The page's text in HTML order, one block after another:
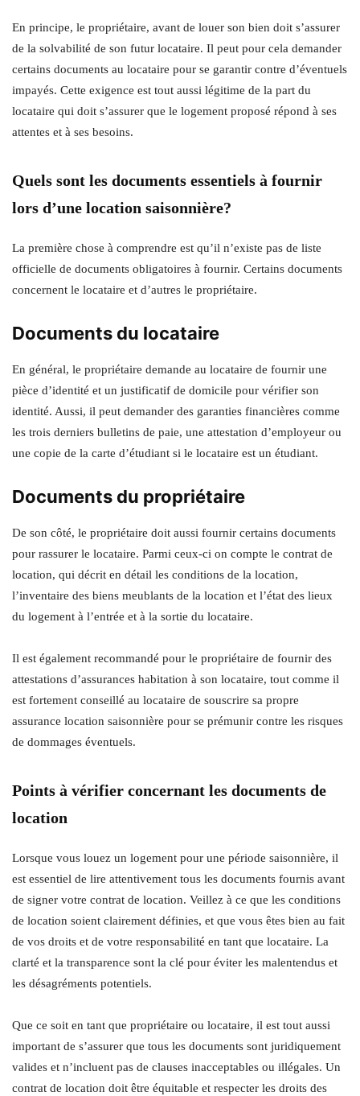
En principe, le propriétaire, avant de louer son bien doit s’assurer
de la solvabilité de son futur locataire. Il peut pour cela demander
certains documents au locataire pour se garantir contre d’éventuels
impayés. Cette exigence est tout aussi légitime de la part du
locataire qui doit s’assurer que le logement proposé répond à ses
attentes et à ses besoins.
Quels sont les documents essentiels à fournir
lors d’une location saisonnière?
La première chose à comprendre est qu’il n’existe pas de liste
officielle de documents obligatoires à fournir. Certains documents
concernent le locataire et d’autres le propriétaire.
Documents du locataire
En général, le propriétaire demande au locataire de fournir une
pièce d’identité et un justificatif de domicile pour vérifier son
identité. Aussi, il peut demander des garanties financières comme
les trois derniers bulletins de paie, une attestation d’employeur ou
une copie de la carte d’étudiant si le locataire est un étudiant.
Documents du propriétaire
De son côté, le propriétaire doit aussi fournir certains documents
pour rassurer le locataire. Parmi ceux-ci on compte le contrat de
location, qui décrit en détail les conditions de la location,
l’inventaire des biens meublants de la location et l’état des lieux
du logement à l’entrée et à la sortie du locataire.
Il est également recommandé pour le propriétaire de fournir des
attestations d’assurances habitation à son locataire, tout comme il
est fortement conseillé au locataire de souscrire sa propre
assurance location saisonnière pour se prémunir contre les risques
de dommages éventuels.
Points à vérifier concernant les documents de
location
Lorsque vous louez un logement pour une période saisonnière, il
est essentiel de lire attentivement tous les documents fournis avant
de signer votre contrat de location. Veillez à ce que les conditions
de location soient clairement définies, et que vous êtes bien au fait
de vos droits et de votre responsabilité en tant que locataire. La
clarté et la transparence sont la clé pour éviter les malentendus et
les désagréments potentiels.
Que ce soit en tant que propriétaire ou locataire, il est tout aussi
important de s’assurer que tous les documents sont juridiquement
valides et n’incluent pas de clauses inacceptables ou illégales. Un
contrat de location doit être équitable et respecter les droits des